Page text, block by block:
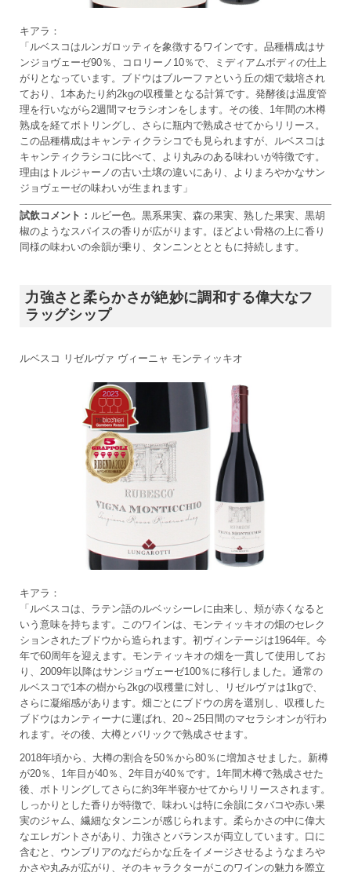
キアラ：
「ルベスコはルンガロッティを象徴するワインです。品種構成はサ
ンジョヴェーゼ90％、コロリーノ10％で、ミディアムボディの仕上
がりとなっています。ブドウはブルーファという丘の畑で栽培され
ており、1本あたり約2kgの収穫量となる計算です。発酵後は温度管
理を行いながら2週間マセラシオンをします。その後、1年間の木樽
熟成を経てボトリングし、さらに瓶内で熟成させてからリリース。
この品種構成はキャンティクラシコでも見られますが、ルベスコは
キャンティクラシコに比べて、より丸みのある味わいが特徴です。
理由はトルジャーノの古い土壌の違いにあり、よりまろやかなサン
ジョヴェーゼの味わいが生まれます」
試飲コメント： ルビー色。黒系果実、森の果実、熟した果実、黒胡
椒のようなスパイスの香りが広がります。ほどよい骨格の上に香り
同様の味わいの余韻が乗り、タンニンととともに持続します。
力強さと柔らかさが絶妙に調和する偉大なフ
ラッグシップ
ルベスコ リゼルヴァ ヴィーニャ モンティッキオ
キアラ：
「ルベスコは、ラテン語のルベッシーレに由来し、頬が赤くなると
いう意味を持ちます。このワインは、モンティッキオの畑のセレク
ションされたブドウから造られます。初ヴィンテージは1964年。今
年で60周年を迎えます。モンティッキオの畑を一貫して使用してお
り、2009年以降はサンジョヴェーゼ100％に移行しました。通常の
ルベスコで1本の樹から2kgの収穫量に対し、リゼルヴァは1kgで、
さらに凝縮感があります。畑ごとにブドウの房を選別し、収穫した
ブドウはカンティーナに運ばれ、20～25日間のマセラシオンが行わ
れます。その後、大樽とバリックで熟成させます。
2018年頃から、大樽の割合を50％から80％に増加させました。新樽
が20％、1年目が40％、2年目が40％です。1年間木樽で熟成させた
後、ボトリングしてさらに約3年半寝かせてからリリースされます。
しっかりとした香りが特徴で、味わいは特に余韻にタバコや赤い果
実のジャム、繊細なタンニンが感じられます。柔らかさの中に偉大
なエレガントさがあり、力強さとバランスが両立しています。口に
含むと、ウンブリアのなだらかな丘をイメージさせるようなまろや
かさや丸みが広がり、そのキャラクターがこのワインの魅力を際立